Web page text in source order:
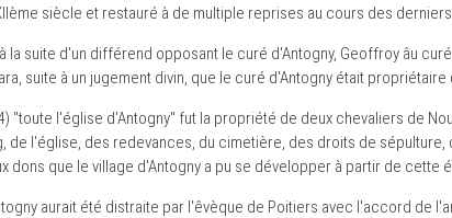
siècle et restauré à de multiple reprises au cours des
la suite d'un différend opposant le curé d'Antogny, Geoffroy âu
suite à un jugement divin, que le curé d'Antogny était
"toute l'église d'Antogny" fut la propriété de deux chevaliers de
de l'église, des redevances, du cimetière, des droits de
dons que le village d'Antogny a pu se développer à partir de cette
aurait été distraite par l'êvèque de Poitiers avec l'accord de